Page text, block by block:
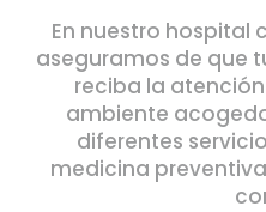
En nuestro hospital
aseguramos de que
reciba la
ambiente
diferentes
medicina